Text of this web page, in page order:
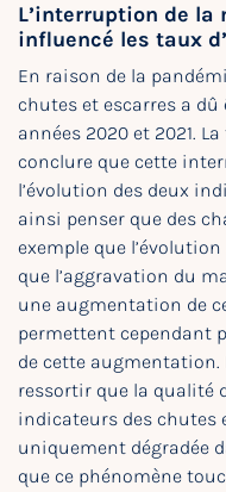
L’interruption de
influencé les taux
En raison de la
chutes et escarres a
années 2020 et 2021.
conclure que cette
l’évolution des deux
ainsi penser que des
exemple que
que l’aggravation du
une augmentation de
permettent cependant
de cette augmentation.
ressortir que la qualité
indicateurs des chutes
uniquement dégradée
que ce phénomène